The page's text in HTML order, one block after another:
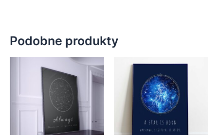
Podobne produkty
produkt
ma